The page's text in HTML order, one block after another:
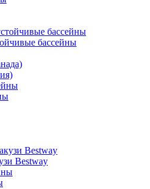
бассейны
Bestway